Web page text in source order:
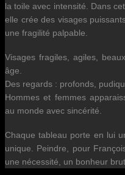
la toile avec intensité. Dans
elle crée des visages
une fragilité palpable.
Visages fragiles, agiles,
âge.
Des regards : profonds,
Hommes et femmes
au monde avec sincérité.
Chaque tableau porte en lui
unique. Peindre, pour
une nécessité, un bonheur